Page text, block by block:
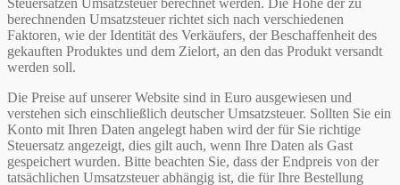
berechnenden Umsatzsteuer richtet sich nach verschiedenen
Faktoren, wie der Identität des Verkäufers, der Beschaffenheit des
gekauften Produktes und dem Zielort, an den das Produkt versandt
werden soll.
Die Preise auf unserer Website sind in Euro ausgewiesen und
verstehen sich einschließlich deutscher Umsatzsteuer. Sollten Sie ein
Konto mit Ihren Daten angelegt haben wird der für Sie richtige
Steuersatz angezeigt, dies gilt auch, wenn Ihre Daten als Gast
gespeichert wurden. Bitte beachten Sie, dass der Endpreis von der
tatsächlichen Umsatzsteuer abhängig ist, die für Ihre Bestellung